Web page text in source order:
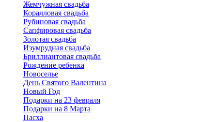
Жемчужная свадьба
Коралловая свадьба
Рубиновая свадьба
Сапфировая свадьба
Золотая свадьба
Изумрудная свадьба
Бриллиантовая свадьба
Рождение ребенка
Новоселье
День Святого Валентина
Новый Год
Подарки на 23 февраля
Подарки на 8 Марта
Пасха